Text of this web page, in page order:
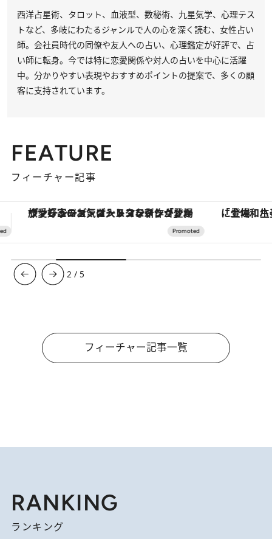
西洋占星術、タロット、血液型、数秘術、九星気学、心理テス
トなど、多岐にわたるジャンルで人の心を深く読む、女性占い
師。会社員時代の同僚や友人への占い、心理鑑定が好評で、占
い師に転身。今では特に恋愛関係や対人の占いを中心に活躍
中。分かりやすい表現やおすすめポイントの提案で、多くの顧
客に支持されています。
FEATURE
フィーチャー記事
「土佐和ハーブかき氷」がOMO7高知に登場！生姜、山椒、大葉など目にも舌にも涼を呼ぶ郷土の味 【銀座で出合う最旬美容】美髪ケアや上質
3 / 5
フィーチャー記事一覧
RANKING
ランキング